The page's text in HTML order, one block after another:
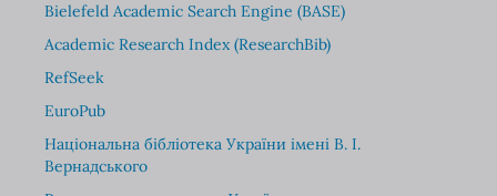
Bielefeld Academic Search Engine (BASE)
Academic Research Index (ResearchBib)
RefSeek
EuroPub
Національна бібліотека України імені В. І.
Вернадського